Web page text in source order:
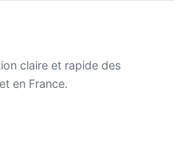
claire et rapide des
en France.